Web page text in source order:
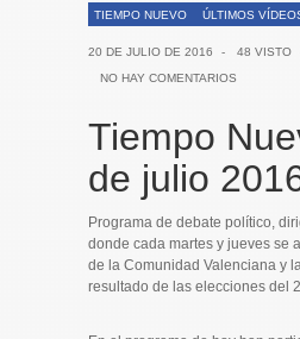
TIEMPO NUEVO ÚLTIMOS
20 DE JULIO DE 2016 - 48 VISTO
NO HAY COMENTARIOS
Tiempo
de julio
Programa de debate político,
donde cada martes y jueves se
de la Comunidad Valenciana y
resultado de las elecciones del